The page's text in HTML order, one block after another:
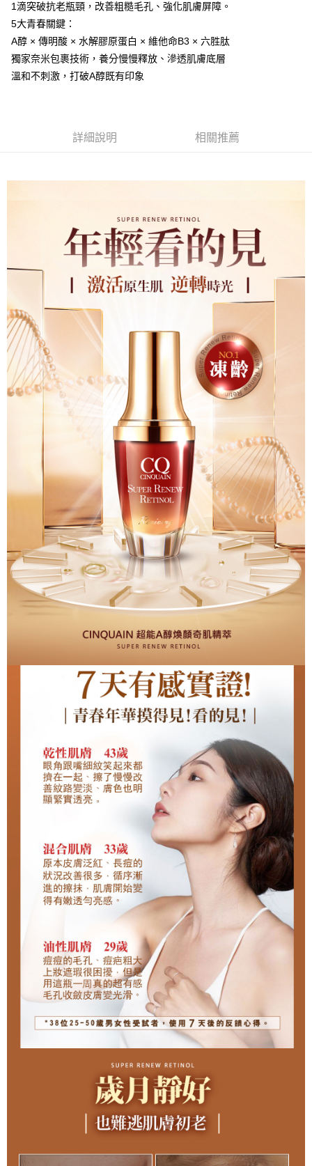
ATM付款
全家取貨付款
每筆NT$85，滿NT$599(含以上)免運費
每筆NT$85，滿NT$799(含以上)免運費
每筆NT$85，滿NT$599(含以上)免運費
每筆NT$85，滿NT$599(含以上)免運費
(FedEx)海外配送
1滴突破抗老瓶頸，改善粗糙毛孔、強化肌膚屏障。
5大青春關鍵：
A醇 × 傳明酸 × 水解膠原蛋白 × 維他命B3 × 六胜肽
獨家奈米包裹技術，養分慢慢釋放、滲透肌膚底層
溫和不刺激，打破A醇既有印象
詳細說明 相關推薦